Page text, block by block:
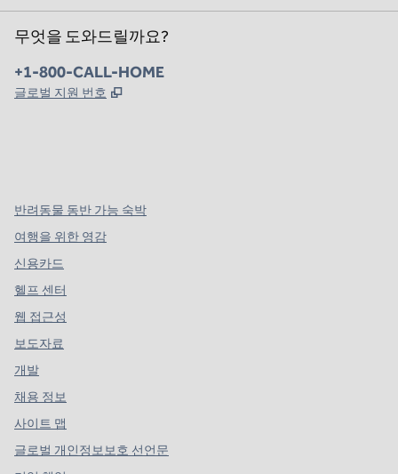
무엇을 도와드릴까요?
전화:
+1-800-CALL-HOME
글로벌 지원 번호 ,
반려동물 동반 가능 숙박
여행을 위한 영감
신용카드
헬프 센터
웹 접근성
보도자료
개발
채용 정보
사이트 맵
글로벌 개인정보보호 선언문